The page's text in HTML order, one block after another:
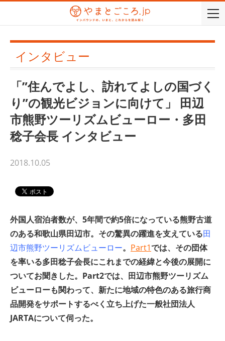
インタビュー
「”住んでよし、訪れてよしの国づく
り”の観光ビジョンに向けて」 田辺
市熊野ツーリズムビューロー・多田
稔子会長 インタビュー
2018.10.05
外国人宿泊者数が、5年間で約5倍になっている熊野古道
のある和歌山県田辺市。その驚異の躍進を支えている田
辺市熊野ツーリズムビューロー。 Part1では、その団体
を率いる多田稔子会長にこれまでの経緯と今後の展開に
ついてお聞きした。Part2では、田辺市熊野ツーリズム
ビューローも関わって、新たに地域の特色のある旅行商
品開発をサポートするべく立ち上げた一般社団法人
JARTAについて伺った。